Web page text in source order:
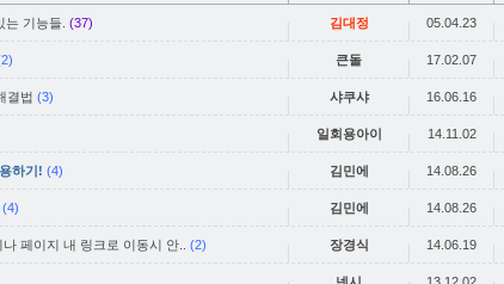
기능들. (37) 김대정 05.04.23
큰돌 17.02.07
결법 (3) 샤쿠샤 16.06.16
일회용아이 14.11.02
하기! (4) 김민에 14.08.26
(4) 김민에 14.08.26
페이지 내 링크로 이동시 안.. (2) 장경식 14.06.19